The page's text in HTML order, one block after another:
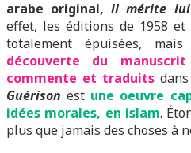
arabe original,il mérite lui
effet, les éditions de 1958
totalement épuisées,
découverte du
commente et traduitsdans
Guérison est une oeuvre
idées morales, en islam.
plus que jamais des choses à